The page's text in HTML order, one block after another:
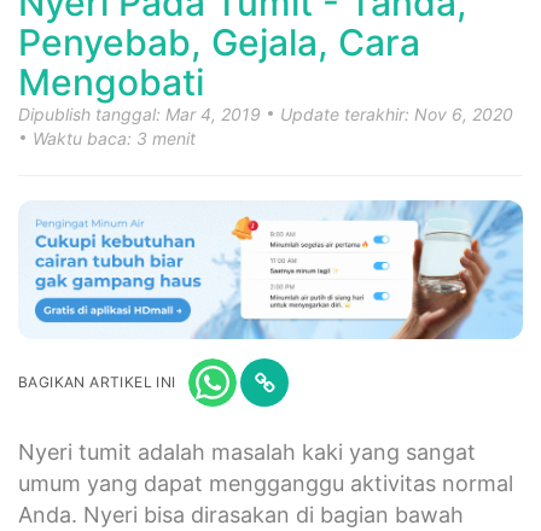
Penyebab, Gejala, Cara
Mengobati
Dipublish tanggal: Mar 4, 2019
Update terakhir: Nov 6, 2020
Waktu baca: 3 menit
BAGIKAN ARTIKEL INI
Nyeri tumit adalah masalah kaki yang sangat
umum yang dapat mengganggu aktivitas normal
Anda. Nyeri bisa dirasakan di bagian bawah